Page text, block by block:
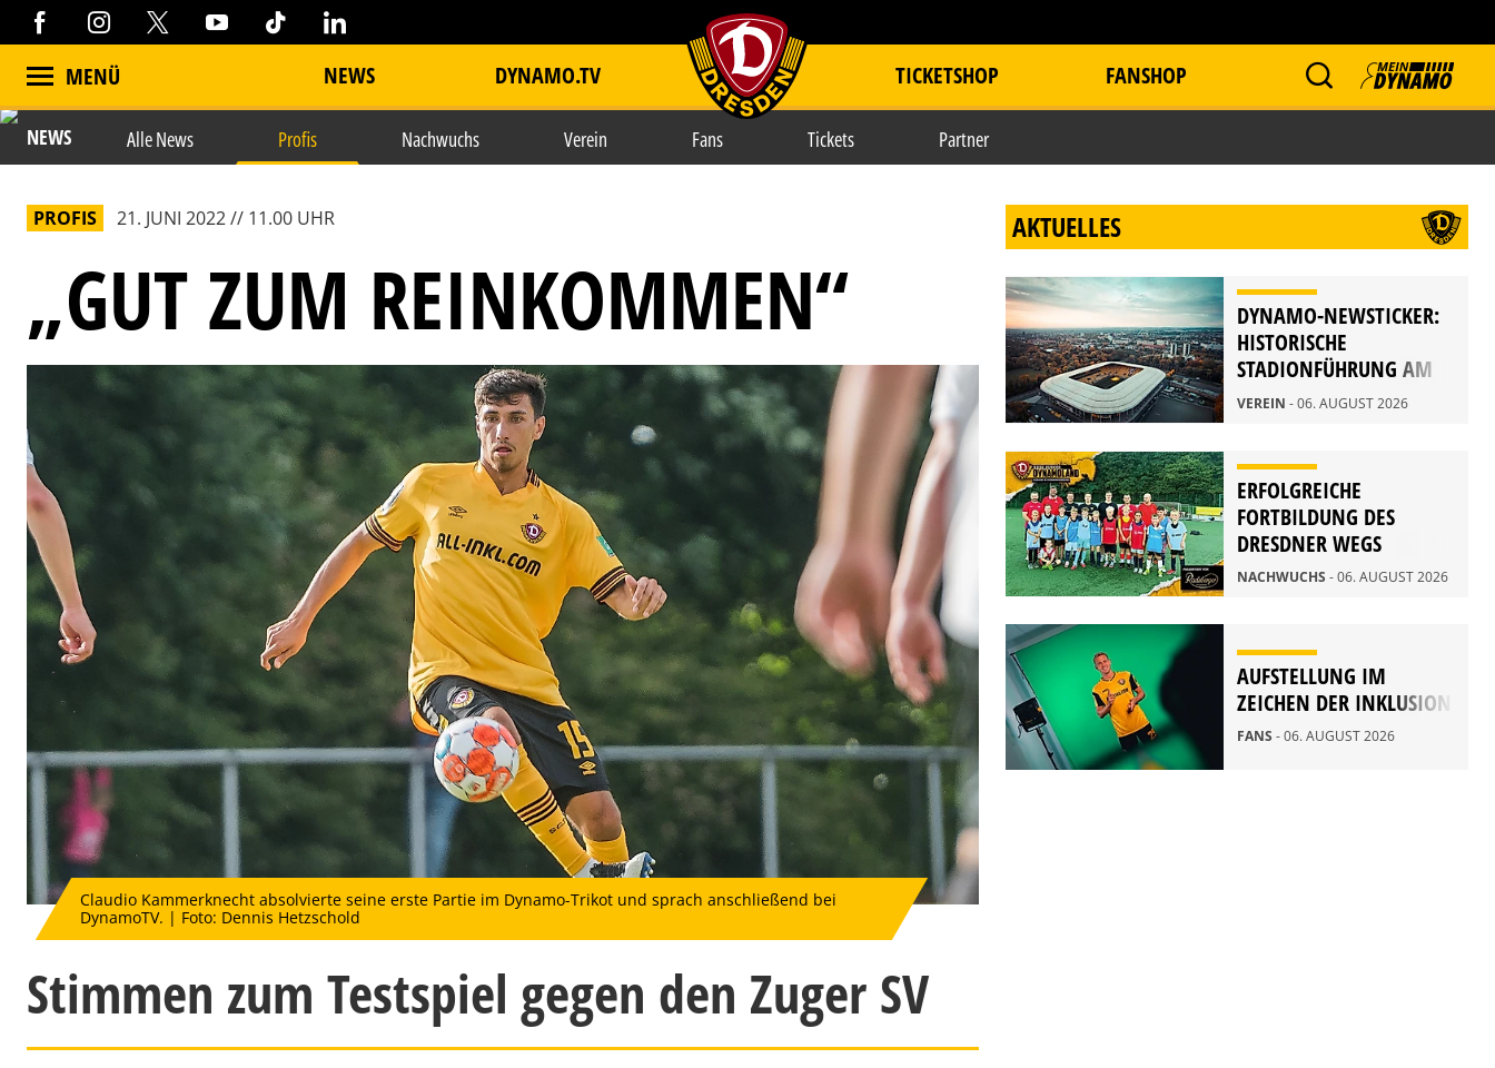
MENÜ NEWS DYNAMO.TV item.title TICKETSHOP FANSHOP
NEWS Alle News Profis Nachwuchs Verein Fans Tickets Partner
PROFIS 21. JUNI 2022 // 11.00 UHR
„GUT ZUM REINKOMMEN“
Claudio Kammerknecht absolvierte seine erste Partie im Dynamo-Trikot und sprach anschließend bei
DynamoTV. | Foto: Dennis Hetzschold
Stimmen zum Testspiel gegen den Zuger SV
AKTUELLES
DYNAMO-NEWSTICKER:
HISTORISCHE
STADIONFÜHRUNG AM
21. AUGUST
VEREIN - 06. AUGUST 2026
ERFOLGREICHE
FORTBILDUNG DES
DRESDNER WEGS
NACHWUCHS - 06. AUGUST 2026
AUFSTELLUNG IM
ZEICHEN DER INKLUSION
FANS - 06. AUGUST 2026